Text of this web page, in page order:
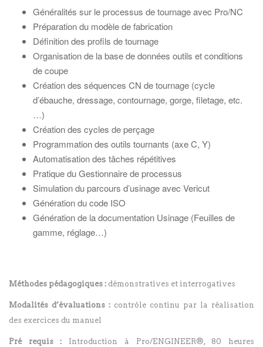
Généralités sur le processus de tournage avec Pro/NC
Préparation du modèle de fabrication
Définition des profils de tournage
Organisation de la base de données outils et conditions
de coupe
Création des séquences CN de tournage (cycle
d’ébauche, dressage, contournage, gorge, filetage, etc.
…)
Création des cycles de perçage
Programmation des outils tournants (axe C, Y)
Automatisation des tâches répétitives
Pratique du Gestionnaire de processus
Simulation du parcours d’usinage avec Vericut
Génération du code ISO
Génération de la documentation Usinage (Feuilles de
gamme, réglage…)
Méthodes pédagogiques : démonstratives et interrogatives
Modalités d’évaluations : contrôle continu par la réalisation
des exercices du manuel
Pré requis : Introduction à Pro/ENGINEER®, 80 heures